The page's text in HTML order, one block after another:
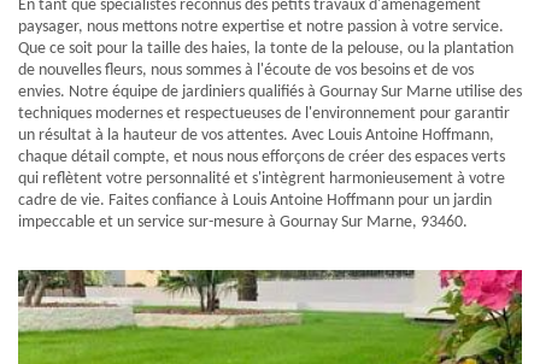
En tant que spécialistes reconnus des petits travaux d'aménagement
paysager, nous mettons notre expertise et notre passion à votre service.
Que ce soit pour la taille des haies, la tonte de la pelouse, ou la plantation
de nouvelles fleurs, nous sommes à l'écoute de vos besoins et de vos
envies. Notre équipe de jardiniers qualifiés à Gournay Sur Marne utilise des
techniques modernes et respectueuses de l'environnement pour garantir
un résultat à la hauteur de vos attentes. Avec Louis Antoine Hoffmann,
chaque détail compte, et nous nous efforçons de créer des espaces verts
qui reflètent votre personnalité et s'intègrent harmonieusement à votre
cadre de vie. Faites confiance à Louis Antoine Hoffmann pour un jardin
impeccable et un service sur-mesure à Gournay Sur Marne, 93460.